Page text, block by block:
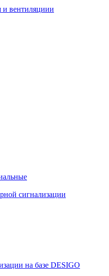
и вентиляциии
сигнализации
на базе DESIGO